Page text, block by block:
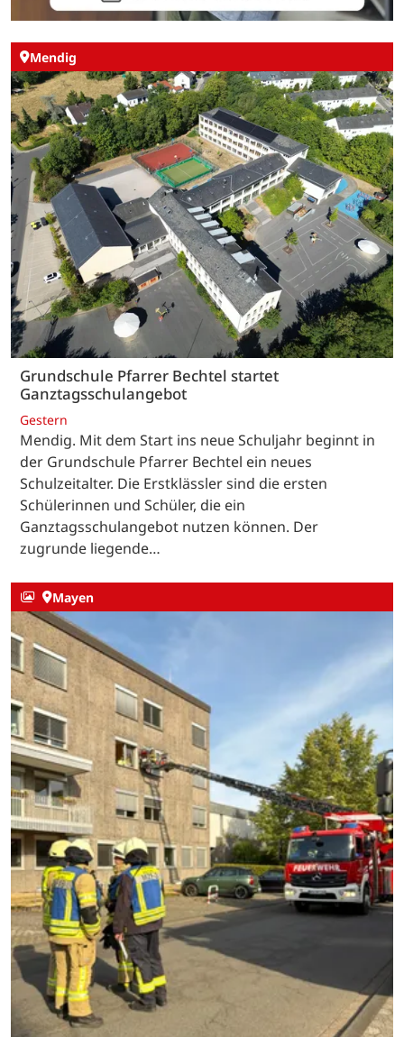
Mendig
Grundschule Pfarrer Bechtel startet
Ganztagsschulangebot
Gestern
Mendig. Mit dem Start ins neue Schuljahr beginnt in
der Grundschule Pfarrer Bechtel ein neues
Schulzeitalter. Die Erstklässler sind die ersten
Schülerinnen und Schüler, die ein
Ganztagsschulangebot nutzen können. Der
zugrunde liegende…
Mayen